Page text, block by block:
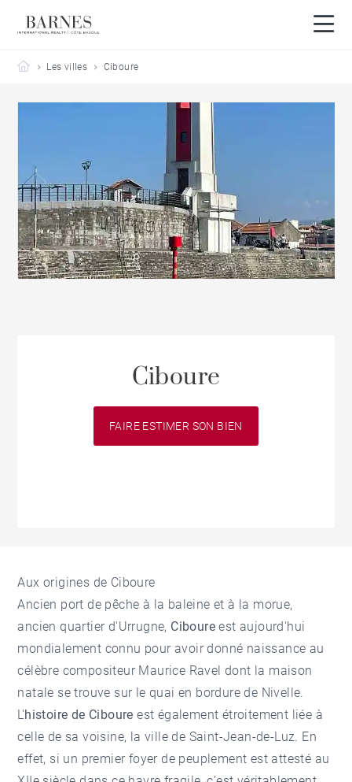
Barnes Côte Basque
Les villes Ciboure
Ciboure
FAIRE ESTIMER SON BIEN
Aux origines de Ciboure
Ancien port de pêche à la baleine et à la morue,
ancien quartier d'Urrugne, Ciboure est aujourd'hui
mondialement connu pour avoir donné naissance au
célèbre compositeur Maurice Ravel dont la maison
natale se trouve sur le quai en bordure de Nivelle.
L'histoire de Ciboure est également étroitement liée à
celle de sa voisine, la ville de Saint-Jean-de-Luz. En
effet, si un premier foyer de peuplement est attesté au